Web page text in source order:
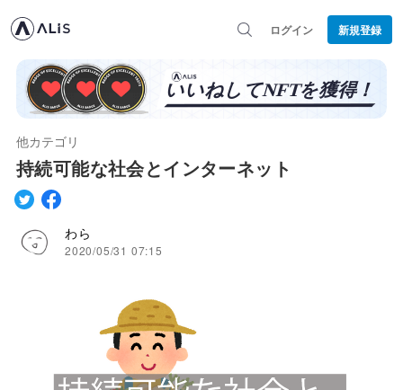
ログイン 新規登録
他カテゴリ
持続可能な社会とインターネット
わら
2020/05/31 07:15